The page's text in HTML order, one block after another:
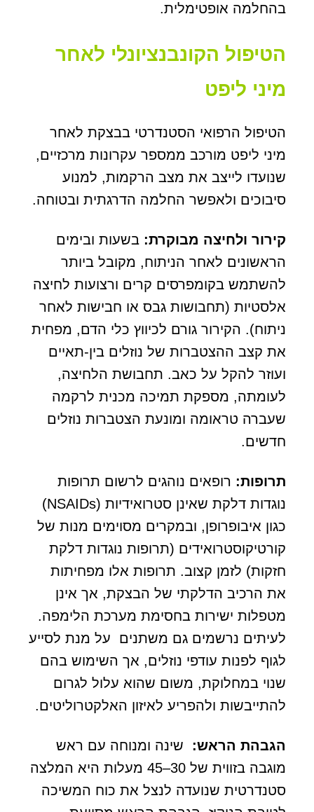
בהחלמה אופטימלית.
הטיפול הקונבנציונלי לאחר
מיני ליפט
הטיפול הרפואי הסטנדרטי בבצקת לאחר
מיני ליפט מורכב ממספר עקרונות מרכזיים,
שנועדו לייצב את מצב הרקמות, למנוע
סיבוכים ולאפשר החלמה הדרגתית ובטוחה.
קירור ולחיצה מבוקרת: בשעות ובימים
הראשונים לאחר הניתוח, מקובל ביותר
להשתמש בקומפרסים קרים ורצועות לחיצה
אלסטיות (תחבושות גבס או חבישות לאחר
ניתוח). הקירור גורם לכיווץ כלי הדם, מפחית
את קצב ההצטברות של נוזלים בין-תאיים
ועוזר להקל על כאב. תחבושת הלחיצה,
לעומתה, מספקת תמיכה מכנית לרקמה
שעברה טראומה ומונעת הצטברות נוזלים
חדשים.
תרופות: רופאים נוהגים לרשום תרופות
נוגדות דלקת שאינן סטרואידיות (NSAIDs)
כגון איבופרופן, ובמקרים מסוימים מנות של
קורטיקוסטרואידים (תרופות נוגדות דלקת
חזקות) לזמן קצוב. תרופות אלו מפחיתות
את הרכיב הדלקתי של הבצקת, אך אינן
מטפלות ישירות בחסימת מערכת הלימפה.
לעיתים נרשמים גם משתנים על מנת לסייע
לגוף לפנות עודפי נוזלים, אך השימוש בהם
שנוי במחלוקת, משום שהוא עלול לגרום
להתייבשות ולהפריע לאיזון האלקטרוליטים.
הגבהת הראש:
שינה ומנוחה עם ראש
מוגבה בזווית של 30–45 מעלות היא המלצה
סטנדרטית שנועדה לנצל את כוח המשיכה